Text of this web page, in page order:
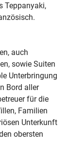
Teppanyaki,
auch
sowie Suiten
Unterbringung
Bord aller
für die
Familien
Unterkunft
obersten